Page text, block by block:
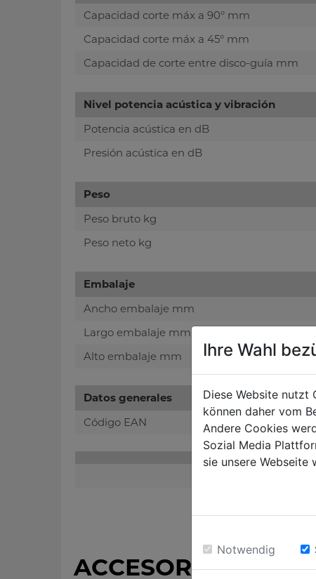
Capacidad corte máx a 90° mm
Capacidad corte máx a 45° mm
Capacidad de corte entre disco-guía mm
Nivel potencia acústica y vibración
Potencia acústica en dB
Presión acústica en dB
Peso
Peso bruto kg
Peso neto kg
Embalaje
Ancho embalaje mm
Largo embalaje mm
Alto embalaje mm
Datos generales
Código EAN
ACCESORIOS
Ihre Wahl
Diese Website nutzt
können daher vom
Andere Cookies
Sozial Media
sie unsere Webseite
Notwendig